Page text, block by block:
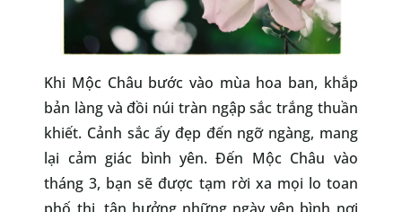
Khi Mộc Châu bước vào mùa hoa ban, khắp
bản làng và đồi núi tràn ngập sắc trắng thuần
khiết. Cảnh sắc ấy đẹp đến ngỡ ngàng, mang
lại cảm giác bình yên. Đến Mộc Châu vào
tháng 3, bạn sẽ được tạm rời xa mọi lo toan